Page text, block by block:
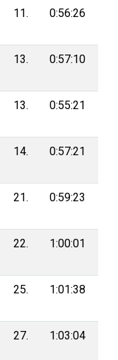
11. 0:56:26
13. 0:57:10
13. 0:55:21
14. 0:57:21
21. 0:59:23
22. 1:00:01
25. 1:01:38
27. 1:03:04